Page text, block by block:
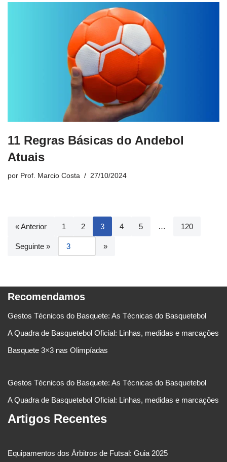
11 Regras Básicas do Andebol
Atuais
por Prof. Marcio Costa 27/10/2024
« Anterior 1 2 3 4 5 … 120
Seguinte »
Recomendamos
Gestos Técnicos do Basquete: As Técnicas do Basquetebol
A Quadra de Basquetebol Oficial: Linhas, medidas e marcações
Basquete 3×3 nas Olimpíadas
Gestos Técnicos do Basquete: As Técnicas do Basquetebol
A Quadra de Basquetebol Oficial: Linhas, medidas e marcações
Artigos Recentes
Equipamentos dos Árbitros de Futsal: Guia 2025